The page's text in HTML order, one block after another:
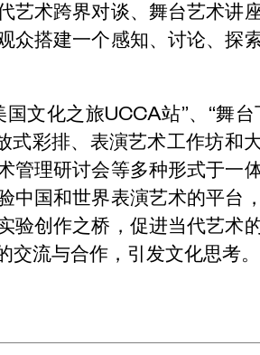
艺术跨界对谈、舞台艺术讲
众搭建一个感知、讨论、探
文化之旅UCCA站”、“舞台
式彩排、表演艺术工作坊和
管理研讨会等多种形式于一
中国和世界表演艺术的平台
验创作之桥，促进当代艺术
流与合作，引发文化思考。